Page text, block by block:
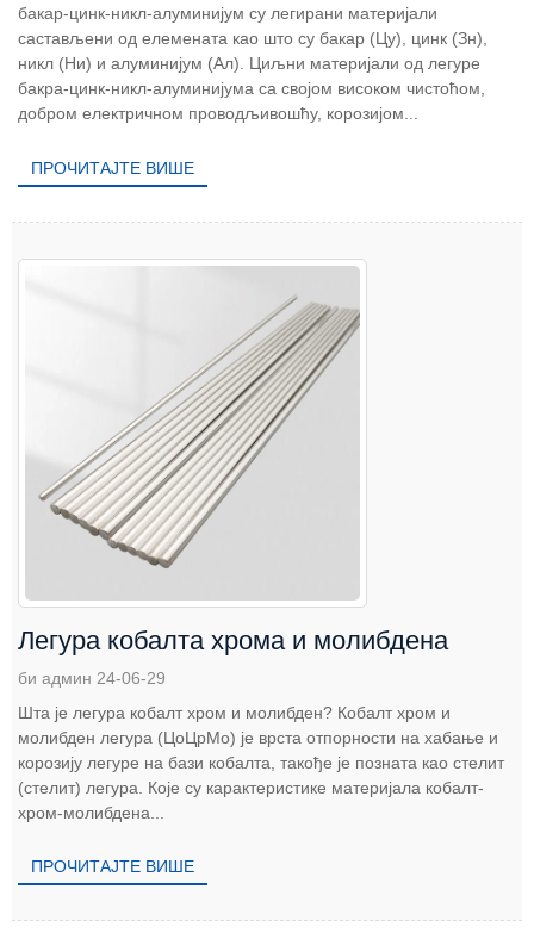
бакар-цинк-никл-алуминијум су легирани материјали
састављени од елемената као што су бакар (Цу), цинк (Зн),
никл (Ни) и алуминијум (Ал). Циљни материјали од легуре
бакра-цинк-никл-алуминијума са својом високом чистоћом,
добром електричном проводљивошћу, корозијом...
ПРОЧИТАЈТЕ ВИШЕ
Легура кобалта хрома и молибдена
би админ 24-06-29
Шта је легура кобалт хром и молибден? Кобалт хром и
молибден легура (ЦоЦрМо) је врста отпорности на хабање и
корозију легуре на бази кобалта, такође је позната као стелит
(стелит) легура. Које су карактеристике материјала кобалт-
хром-молибдена...
ПРОЧИТАЈТЕ ВИШЕ